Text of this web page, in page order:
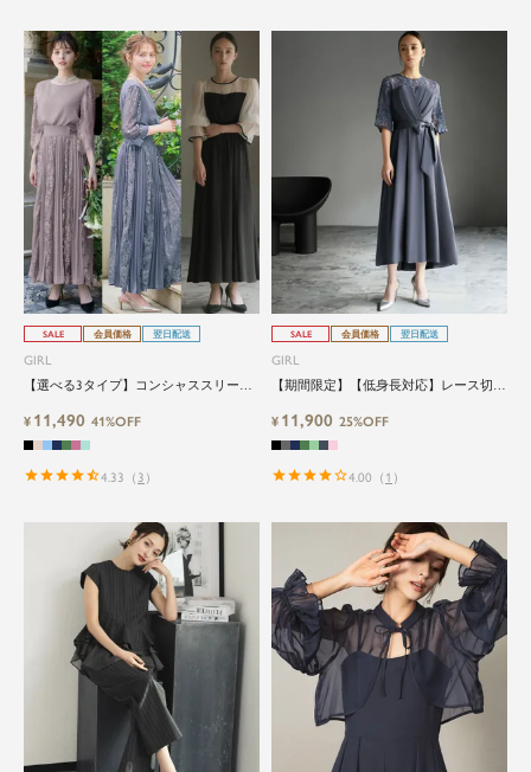
SALE 会員価格 翌日配送
GIRL
【選べる3タイプ】コンシャススリーブ
¥ 11,490 41%OFF
4.33 （ 3 ）
SALE 会員価格 翌日配送
GIRL
【期間限定】【低身長対応】レース切替
婚式ワンピースドレス
¥ 11,900 25%OFF
4.00 （ 1 ）